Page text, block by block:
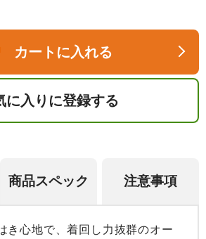
カートに入れる
に入りに登録する
商品スペック 注意事項
き心地で、着回し力抜群のオー